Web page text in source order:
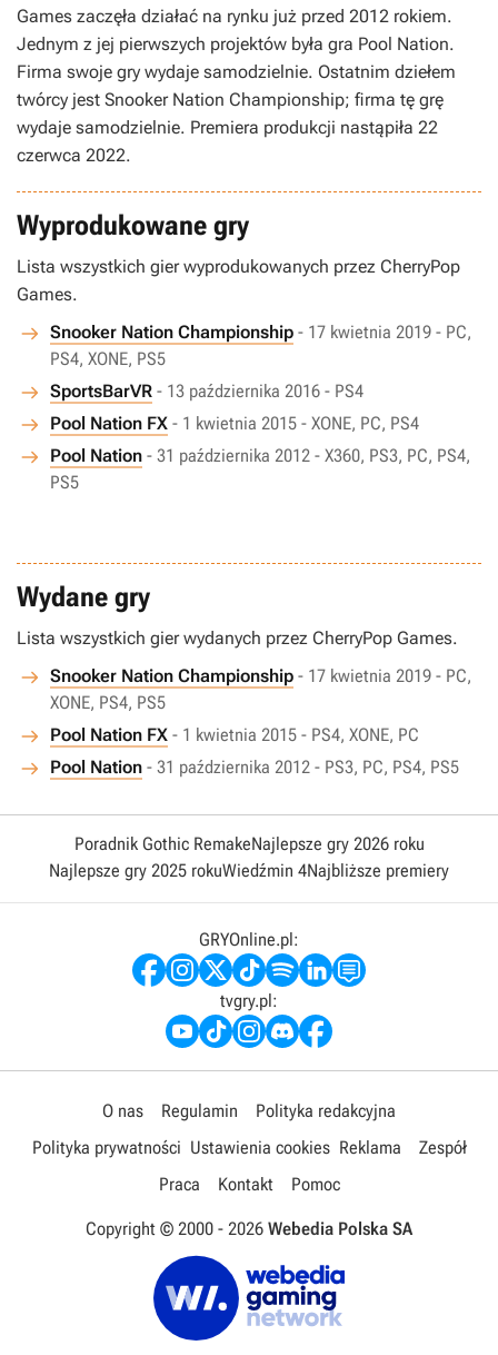
Games zaczęła działać na rynku już przed 2012 rokiem.
Jednym z jej pierwszych projektów była gra Pool Nation.
Firma swoje gry wydaje samodzielnie. Ostatnim dziełem
twórcy jest Snooker Nation Championship; firma tę grę
wydaje samodzielnie. Premiera produkcji nastąpiła 22
czerwca 2022.
Wyprodukowane gry
Lista wszystkich gier wyprodukowanych przez CherryPop
Games.
Snooker Nation Championship - 17 kwietnia 2019 - PC,
PS4, XONE, PS5
SportsBarVR - 13 października 2016 - PS4
Pool Nation FX - 1 kwietnia 2015 - XONE, PC, PS4
Pool Nation - 31 października 2012 - X360, PS3, PC, PS4,
PS5
Wydane gry
Lista wszystkich gier wydanych przez CherryPop Games.
Snooker Nation Championship - 17 kwietnia 2019 - PC,
XONE, PS4, PS5
Pool Nation FX - 1 kwietnia 2015 - PS4, XONE, PC
Pool Nation - 31 października 2012 - PS3, PC, PS4, PS5
Poradnik Gothic RemakeNajlepsze gry 2026 roku
Najlepsze gry 2025 rokuWiedźmin 4Najbliższe premiery
GRYOnline.pl:
tvgry.pl:
O nas Regulamin
Polityka redakcyjna
Polityka prywatności Ustawienia cookies Reklama
Zespół
Praca
Kontakt Pomoc
Copyright © 2000 - 2026 Webedia Polska SA